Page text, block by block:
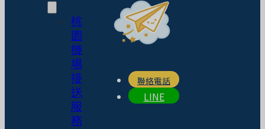
桃
園
機
場
接
送
服
務
聯絡電話
LINE